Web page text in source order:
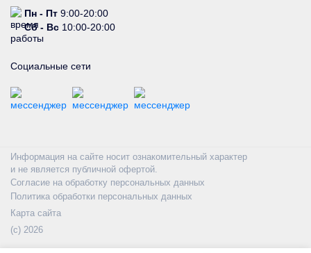
Пн - Пт 9:00-20:00
Сб - Вс 10:00-20:00
Социальные сети
Информация на сайте носит ознакомительный характер
и не является публичной офертой.
Согласие на обработку персональных данных
Политика обработки персональных данных
Карта сайта
(с) 2026